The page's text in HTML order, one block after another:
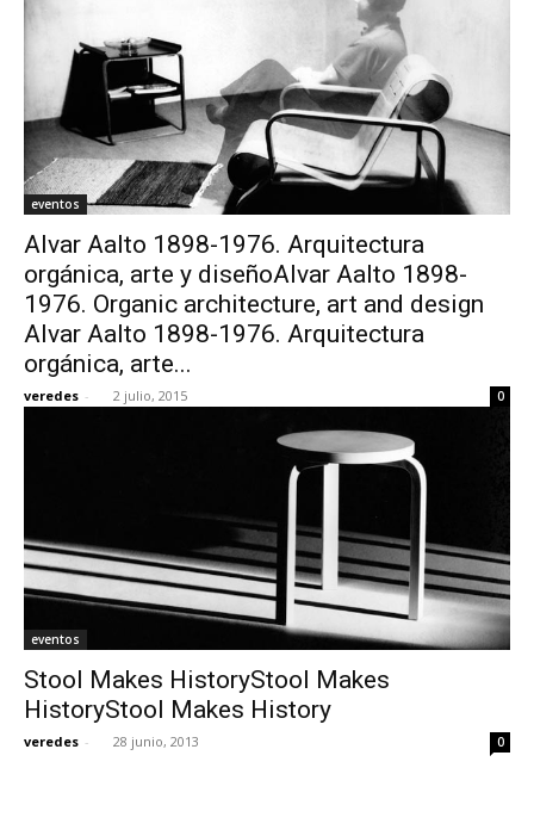
eventos
Alvar Aalto 1898-1976. Arquitectura
orgánica, arte y diseñoAlvar Aalto 1898-
1976. Organic architecture, art and design
Alvar Aalto 1898-1976. Arquitectura
orgánica, arte...
veredes - 2 julio, 2015 0
eventos
Stool Makes HistoryStool Makes
HistoryStool Makes History
veredes - 28 junio, 2013 0